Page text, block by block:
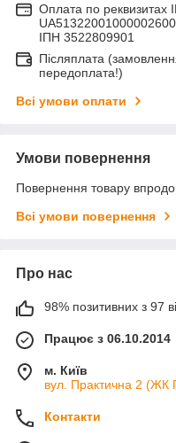
Оплата по реквизитах
ІПН 3522809901
Післяплата
передоплата!)
Всі умови оплати
Умови повернення
Повернення товару
Всі умови повернення
Про нас
98% позитивних з 97
Працює з 06.10.2014
м. Київ
вул. Практична 2 (ЖК
Контакти